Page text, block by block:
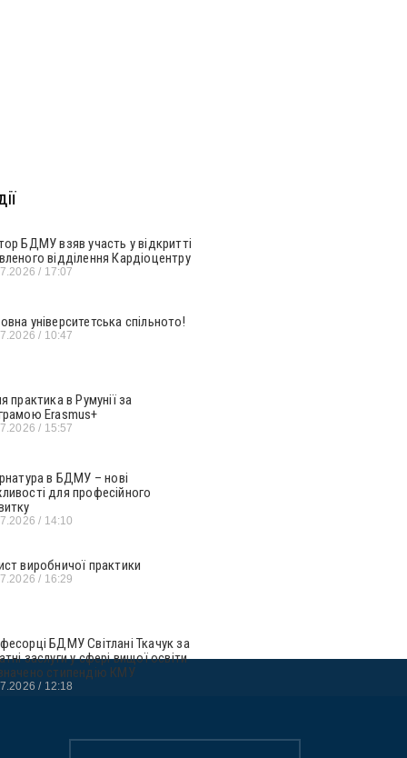
БДМУ взяв участь у відкритті
відділення Кардіоцентру
17:07
університетська спільното!
10:47
практика в Румунії за
Erasmus+
15:57
в БДМУ – нові
для професійного
14:10
виробничої практики
16:29
БДМУ Світлані Ткачук за
заслуги у сфері вищої освіти
стипендію КМУ
12:18